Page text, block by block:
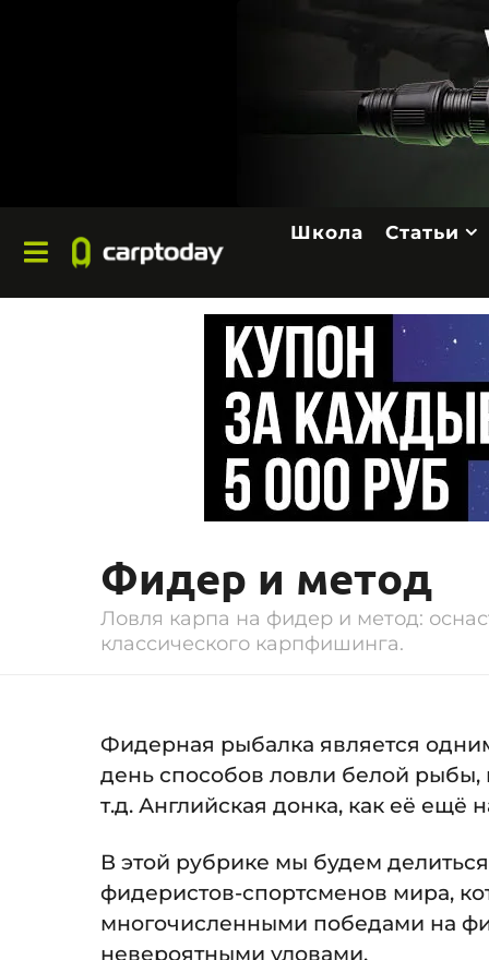
Школа Статьи
Фидер и метод
Ловля карпа на фидер и метод:
классического карпфишинга.
Фидерная рыбалка является
день способов ловли белой рыбы,
т.д. Английская донка, как её ещё
В этой рубрике мы будем
фидеристов-спортсменов мира,
многочисленными победами на
невероятными уловами.